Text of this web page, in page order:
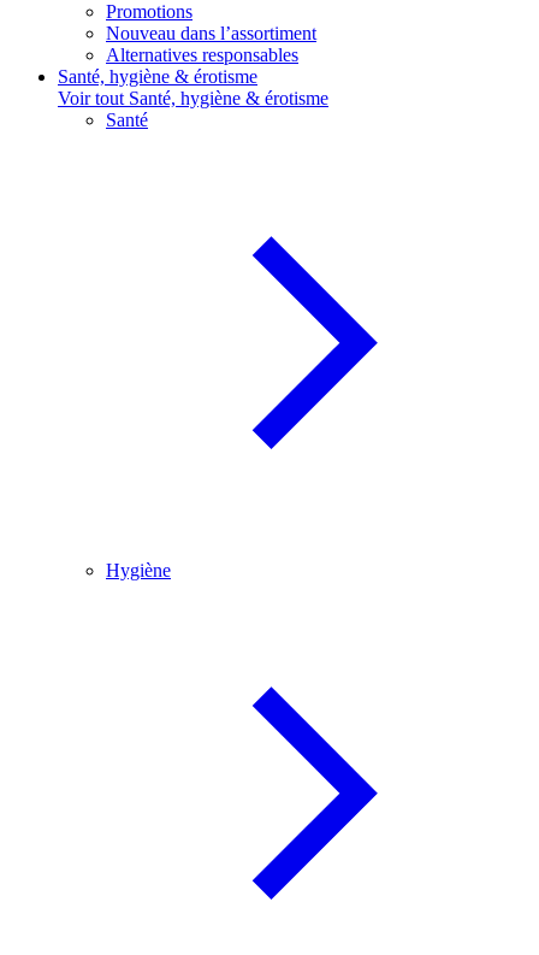
Promotions
Nouveau dans l’assortiment
Alternatives responsables
Santé, hygiène & érotisme
Voir tout Santé, hygiène & érotisme
Santé
Hygiène